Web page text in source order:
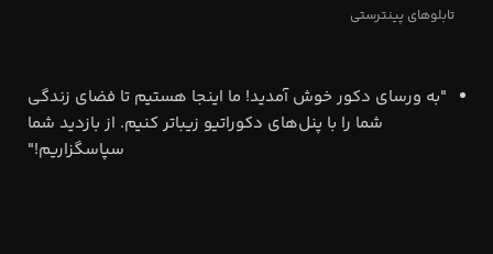
تابلوهای پینترستی
"به ورسای دکور خوش آمدید! ما اینجا هستیم تا فضای زندگی
شما را با پنل‌های دکوراتیو زیباتر کنیم. از بازدید شما
سپاسگزاریم!"